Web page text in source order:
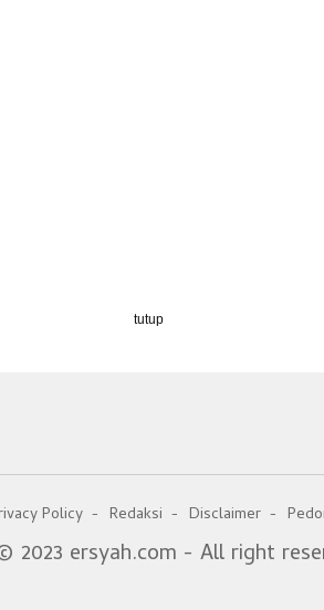
Policy Redaksi Disclaimer
2023 ersyah.com - All right
tutup